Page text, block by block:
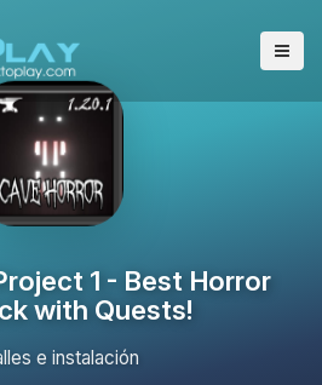
1 - Best Horror
with Quests!
e instalación